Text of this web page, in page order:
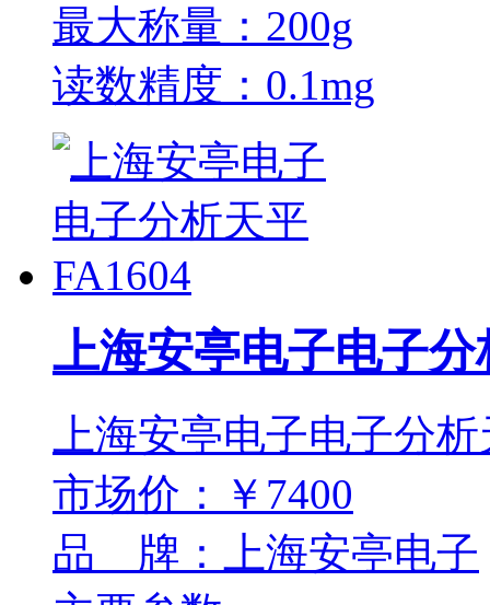
最大称量：200g
读数精度：0.1mg
上海安亭电子电子分
上海安亭电子电子分
市场价：￥7400
品 牌：上海安亭电子